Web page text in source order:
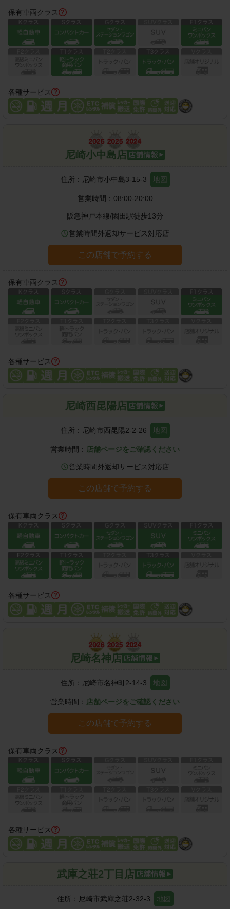
保有車両クラス
各種サービス
尼崎小中島店
住所： 尼崎市小中島3-15-3 地図
営業時間： 08:00-20:00
阪急神戸本線/園田駅徒歩13分
営業時間外返却サービス対応店
この店舗で予約する
保有車両クラス
各種サービス
尼崎西昆陽店
住所： 尼崎市西昆陽2-2-26 地図
営業時間： 店舗ページをご確認ください
営業時間外返却サービス対応店
この店舗で予約する
保有車両クラス
各種サービス
尼崎名神店
住所： 尼崎市名神町2-14-3 地図
営業時間： 店舗ページをご確認ください
この店舗で予約する
保有車両クラス
各種サービス
武庫之荘2丁目店
住所： 尼崎市武庫之荘2-32-3 地図